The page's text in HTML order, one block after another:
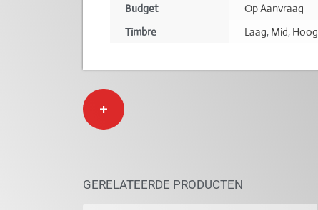
Budget
Op Aanvraag
Timbre
Laag, Mid, Hoog
+
GERELATEERDE PRODUCTEN